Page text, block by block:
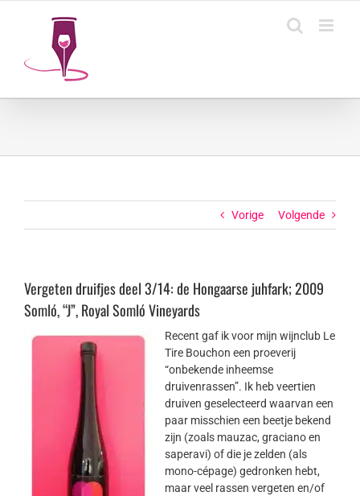
Vorige Volgende
Vergeten druifjes deel 3/14: de Hongaarse juhfark; 2009
Somló, “J”, Royal Somló Vineyards
Recent gaf ik voor mijn wijnclub Le
Tire Bouchon een proeverij
“onbekende inheemse
druivenrassen”. Ik heb veertien
druiven geselecteerd waarvan een
paar misschien een beetje bekend
zijn (zoals mauzac, graciano en
saperavi) of die je zelden (als
mono-cépage) gedronken hebt,
maar veel rassen vergeten en/of